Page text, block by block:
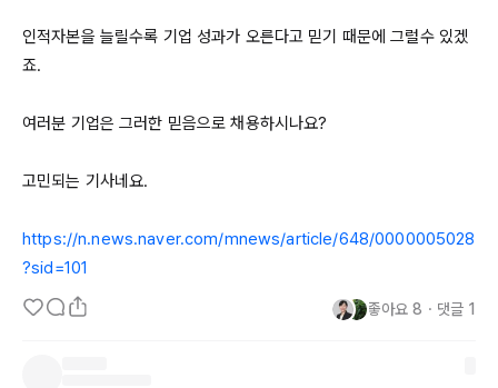
인적자본을 늘릴수록 기업 성과가 오른다고 믿기 때문에 그럴수 있겠
죠.
여러분 기업은 그러한 믿음으로 채용하시나요?
고민되는 기사네요.
https://n.news.naver.com/mnews/article/648/0000005028
?sid=101
좋아요 8 ・ 댓글 1